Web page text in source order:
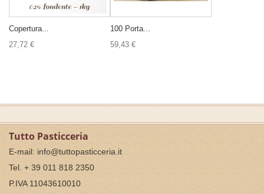
Copertura...
27,72 €
100 Porta...
59,43 €
Tutto Pasticceria
E-mail: info@tuttopasticceria.it
Tel. + 39 011 818 2350
P.IVA 11043610010